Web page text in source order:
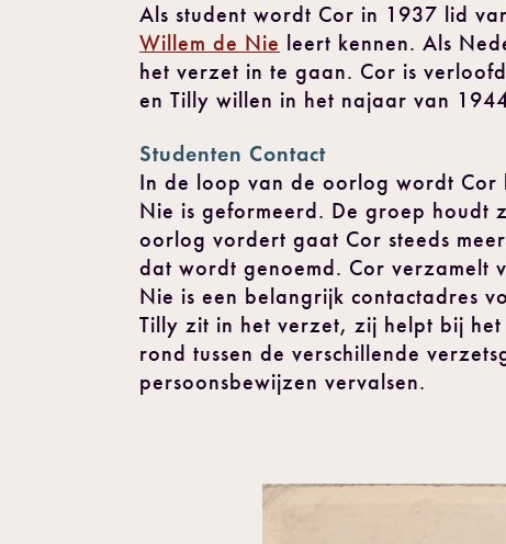
Als student wordt Cor in 1937 lid
Willem de Nie leert kennen. Als
het verzet in te gaan. Cor is
en Tilly willen in het najaar van
Studenten Contact
In de loop van de oorlog wordt Cor
Nie is geformeerd. De groep houdt
oorlog vordert gaat Cor steeds
dat wordt genoemd. Cor verzamelt
Nie is een belangrijk contactadres
Tilly zit in het verzet, zij helpt bij
rond tussen de verschillende
persoonsbewijzen vervalsen.